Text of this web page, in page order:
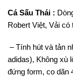
Cá Sấu Thái :
Robert Việt, Vải
– Tính hút và tản
adidas), Không xù
đứng form, co dãn